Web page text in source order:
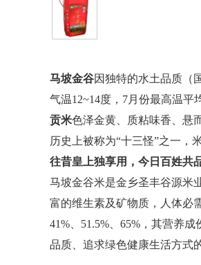
马坡金谷因独特的水土品质（
气温12~14度，7月份最高温平
贡米色泽金黄、质粘味香、悬
历史上被称为“十三怪”之一，
往昔皇上独享用，今日百姓共
马坡金谷米是金乡圣丰谷源米
富的维生素及矿物质，人体必
41%、51.5%、65%，其营养
品质、追求绿色健康生活方式